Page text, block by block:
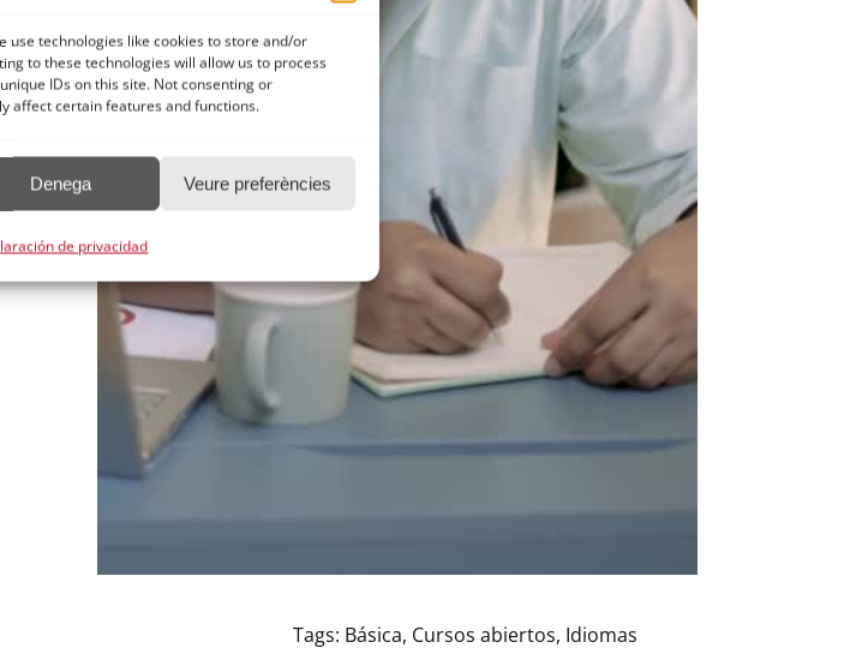
use technologies like cookies to store and/or
to these technologies will allow us to process
IDs on this site. Not consenting or
affect certain features and functions.
Denega Veure preferències
de privacidad
Tags: Básica, Cursos abiertos, Idiomas